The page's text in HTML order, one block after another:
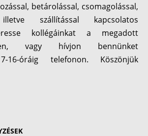
betárolással, csomagolással,
szállítással kapcsolatos
kollégáinkat a megadott
vagy hívjon bennünket
16-óráig telefonon. Köszönjük